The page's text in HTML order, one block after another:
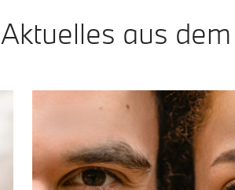
Aktuelles aus